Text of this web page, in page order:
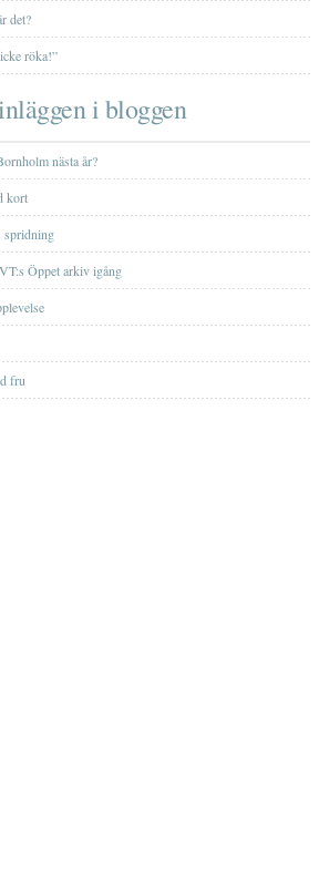
det?
röka!”
i bloggen
nästa år?
kort
spridning
Öppet arkiv igång
fru